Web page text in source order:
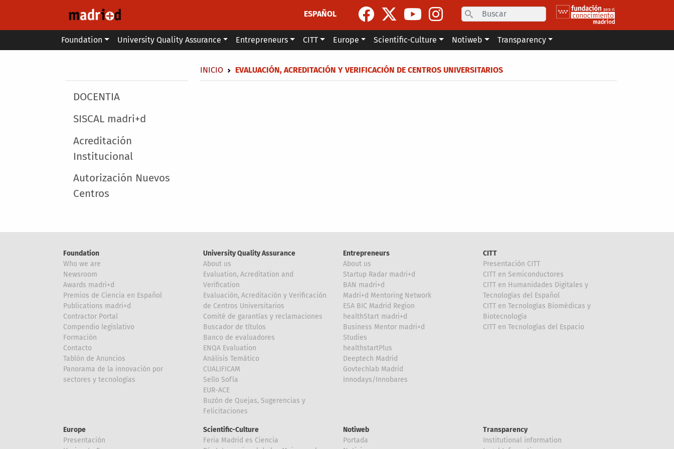
ESPAÑOL
Search
Main menu
Foundation University Quality Assurance Entrepreneurs CITT Europe Scientific-Culture Notiweb Transparency
Breadcrumb
INICIO EVALUACIÓN, ACREDITACIÓN Y VERIFICACIÓN DE CENTROS UNIVERSITARIOS
Main menu
DOCENTIA
SISCAL madri+d
Acreditación
Institucional
Autorización Nuevos
Centros
Foundation
Who we are
Newsroom
Awards madri+d
Premios de Ciencia en Español
Publications madri+d
Contractor Portal
Compendio legislativo
Formación
Contacto
Tablón de Anuncios
Panorama de la innovación por
sectores y tecnologías
University Quality Assurance
About us
Evaluation, Acreditation and
Verification
Evaluación, Acreditación y Verificación
de Centros Universitarios
Comité de garantías y reclamaciones
Buscador de títulos
Banco de evaluadores
ENQA Evaluation
Análisis Temático
CUALIFICAM
Sello Sofía
EUR-ACE
Buzón de Quejas, Sugerencias y
Felicitaciones
Entrepreneurs
About us
Startup Radar madri+d
BAN madri+d
Madri+d Mentoring Network
ESA BIC Madrid Region
healthStart madri+d
Business Mentor madri+d
Studies
healthstartPlus
Deeptech Madrid
Govtechlab Madrid
Innodays/Innobares
CITT
Presentación CITT
CITT en Semiconductores
CITT en Humanidades Digitales y
Tecnologías del Español
CITT en Tecnologías Biomédicas y
Biotecnología
CITT en Tecnologías del Espacio
Europe
Presentación
Scientific-Culture
Feria Madrid es Ciencia
Notiweb
Portada
Transparency
Institutional information